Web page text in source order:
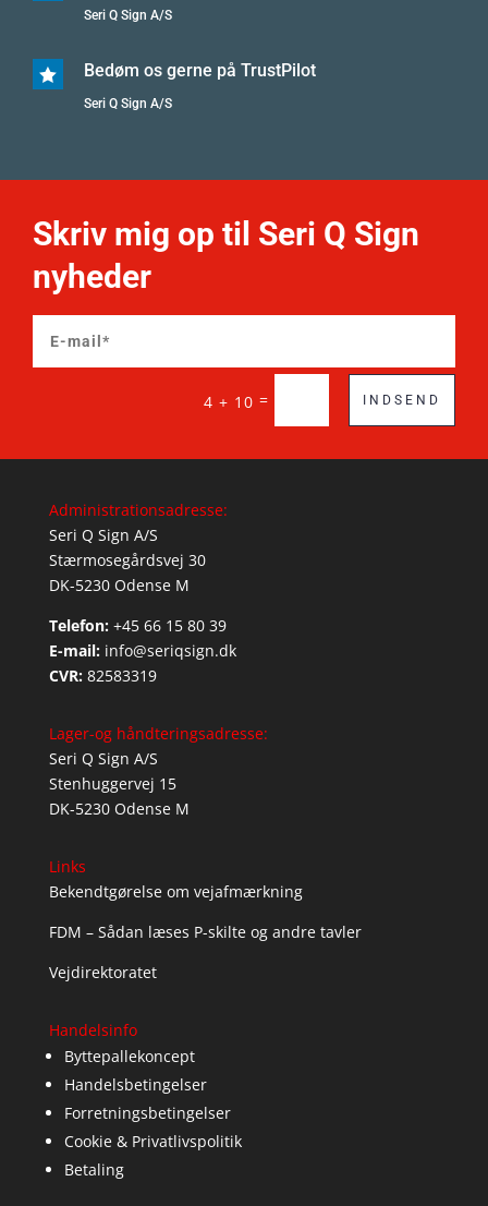
Seri Q Sign A/S
 Bedøm os gerne på TrustPilot
Seri Q Sign A/S
Skriv mig op til Seri Q Sign
nyheder
4 + 10 = INDSEND
Administrationsadresse:
Seri Q Sign A/S
Stærmosegårdsvej 30
DK-5230 Odense M
Telefon: +45 66 15 80 39
E-mail: info@seriqsign.dk
CVR: 82583319
Lager-og håndteringsadresse:
Seri Q Sign A/S
Stenhuggervej 15
DK-5230 Odense M
Links
Bekendtgørelse om vejafmærkning
FDM – Sådan læses P-skilte og andre tavler
Vejdirektoratet
Handelsinfo
Byttepallekoncept
Handelsbetingelser
Forretningsbetingelser
Cookie & Privatlivspolitik
Betaling